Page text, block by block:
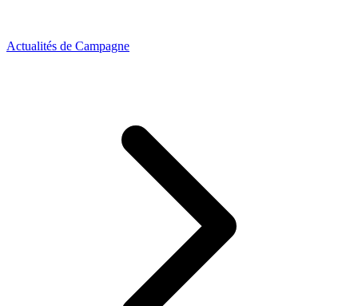
Actualités de Campagne